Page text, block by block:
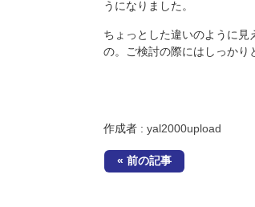
うになりました。
ちょっとした違いのように見
の。ご検討の際にはしっかり
作成者 : yal2000upload
« 前の記事